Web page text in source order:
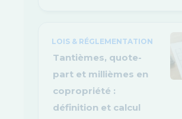
LOIS & RÉGLEMENTATION
Tantièmes, quote-
part et millièmes en
copropriété :
définition et calcul